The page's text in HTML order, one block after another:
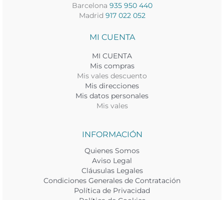
Barcelona 935 950 440
Madrid 917 022 052
MI CUENTA
MI CUENTA
Mis compras
Mis vales descuento
Mis direcciones
Mis datos personales
Mis vales
INFORMACIÓN
Quienes Somos
Aviso Legal
Cláusulas Legales
Condiciones Generales de Contratación
Política de Privacidad